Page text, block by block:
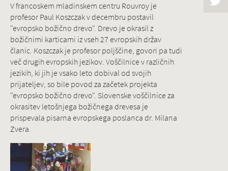
V francoskem mladinskem centru Rouvroy je
profesor Paul Koszczak v decembru postavil
"evropsko božično drevo". Drevo je okrasil z
božičnimi karticami iz vseh 27 evropskih držav
članic. Koszczak je profesor poljščine, govori pa tudi
več drugih evropskih jezikov. Voščilnice v različnih
jezikih, ki jih je vsako leto dobival od svojih
prijateljev, so bile povod za začetek projekta
"evropsko božično drevo". Slovenske voščilnice za
okrasitev letošnjega božičnega drevesa je
prispevala pisarna evropskega poslanca dr. Milana
Zvera.